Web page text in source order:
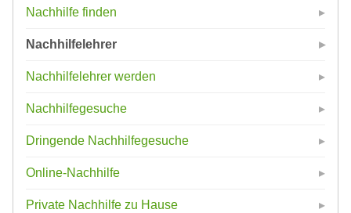
Nachhilfe finden
Nachhilfelehrer
Nachhilfelehrer werden
Nachhilfegesuche
Dringende Nachhilfegesuche
Online-Nachhilfe
Private Nachhilfe zu Hause